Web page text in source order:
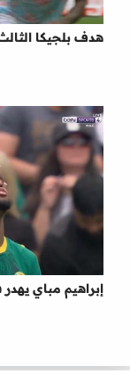
هدف بلجيكا
إبراهيم مباي